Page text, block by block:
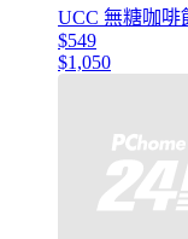
UCC 無糖咖啡
$549
$1,050